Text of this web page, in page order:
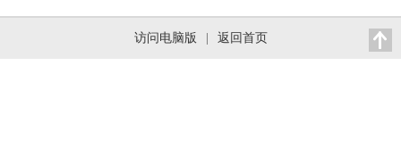
访问电脑版 返回首页